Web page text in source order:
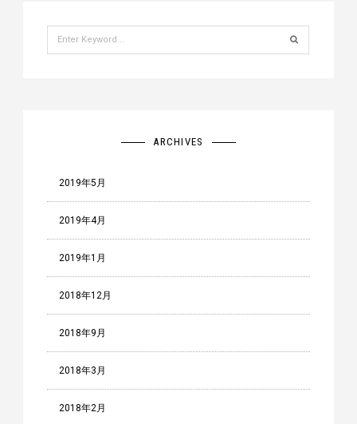
ARCHIVES
2019年5月
2019年4月
2019年1月
2018年12月
2018年9月
2018年3月
2018年2月